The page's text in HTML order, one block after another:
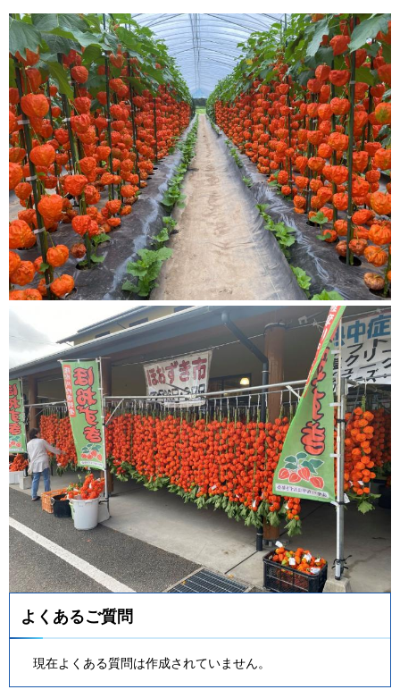
よくあるご質問
現在よくある質問は作成されていません。